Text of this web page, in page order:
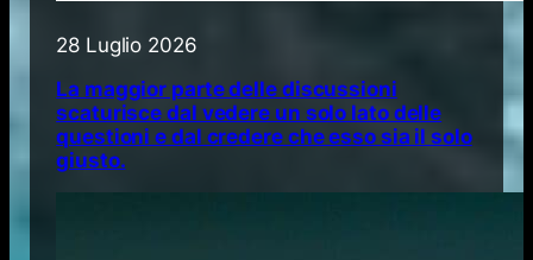
28 Luglio 2026
La maggior parte delle discussioni
scaturisce dal vedere un solo lato delle
questioni e dal credere che esso sia il solo
giusto.